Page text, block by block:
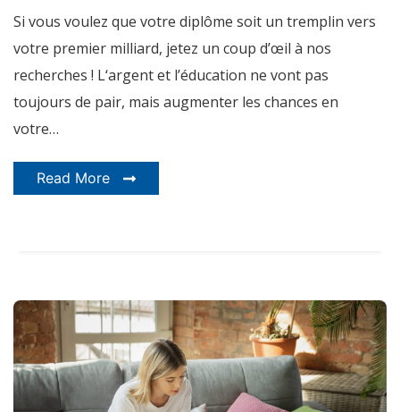
Si vous voulez que votre diplôme soit un tremplin vers
votre premier milliard, jetez un coup d’œil à nos
recherches ! L‘argent et l’éducation ne vont pas
toujours de pair, mais augmenter les chances en
votre…
Read More